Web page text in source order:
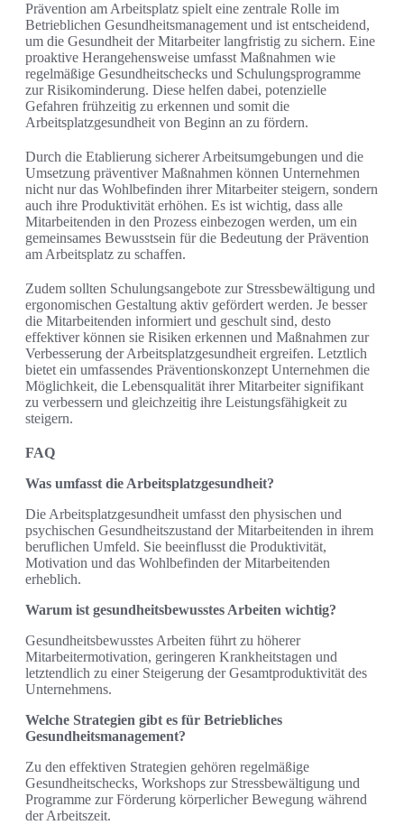
Prävention am Arbeitsplatz spielt eine zentrale Rolle im
Betrieblichen Gesundheitsmanagement und ist entscheidend,
um die Gesundheit der Mitarbeiter langfristig zu sichern. Eine
proaktive Herangehensweise umfasst Maßnahmen wie
regelmäßige Gesundheitschecks und Schulungsprogramme
zur Risikominderung. Diese helfen dabei, potenzielle
Gefahren frühzeitig zu erkennen und somit die
Arbeitsplatzgesundheit von Beginn an zu fördern.
Durch die Etablierung sicherer Arbeitsumgebungen und die
Umsetzung präventiver Maßnahmen können Unternehmen
nicht nur das Wohlbefinden ihrer Mitarbeiter steigern, sondern
auch ihre Produktivität erhöhen. Es ist wichtig, dass alle
Mitarbeitenden in den Prozess einbezogen werden, um ein
gemeinsames Bewusstsein für die Bedeutung der Prävention
am Arbeitsplatz zu schaffen.
Zudem sollten Schulungsangebote zur Stressbewältigung und
ergonomischen Gestaltung aktiv gefördert werden. Je besser
die Mitarbeitenden informiert und geschult sind, desto
effektiver können sie Risiken erkennen und Maßnahmen zur
Verbesserung der Arbeitsplatzgesundheit ergreifen. Letztlich
bietet ein umfassendes Präventionskonzept Unternehmen die
Möglichkeit, die Lebensqualität ihrer Mitarbeiter signifikant
zu verbessern und gleichzeitig ihre Leistungsfähigkeit zu
steigern.
FAQ
Was umfasst die Arbeitsplatzgesundheit?
Die Arbeitsplatzgesundheit umfasst den physischen und
psychischen Gesundheitszustand der Mitarbeitenden in ihrem
beruflichen Umfeld. Sie beeinflusst die Produktivität,
Motivation und das Wohlbefinden der Mitarbeitenden
erheblich.
Warum ist gesundheitsbewusstes Arbeiten wichtig?
Gesundheitsbewusstes Arbeiten führt zu höherer
Mitarbeitermotivation, geringeren Krankheitstagen und
letztendlich zu einer Steigerung der Gesamtproduktivität des
Unternehmens.
Welche Strategien gibt es für Betriebliches
Gesundheitsmanagement?
Zu den effektiven Strategien gehören regelmäßige
Gesundheitschecks, Workshops zur Stressbewältigung und
Programme zur Förderung körperlicher Bewegung während
der Arbeitszeit.